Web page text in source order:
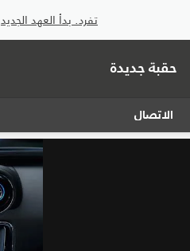
تفرد. بدأ العهد الجديد
حقبة جديدة
الاتصال